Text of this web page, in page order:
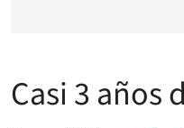
Casi 3 años